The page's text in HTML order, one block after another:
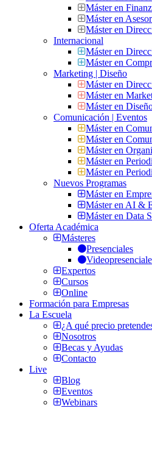
Máster en
Máster en
Máster en
Internacional
Máster en
Máster en
Marketing | Diseño
Máster en
Máster en
Máster en
Comunicación | Eventos
Máster en
Máster en
Máster en
Máster en
Máster en
Nuevos Programas
Máster en
Máster en AI &
Máster en Data
Oferta Académica
Másteres
Presenciales
Expertos
Cursos
Online
Formación para Empresas
La Escuela
¿A qué precio
Nosotros
Becas y Ayudas
Contacto
Live
Blog
Eventos
Webinars